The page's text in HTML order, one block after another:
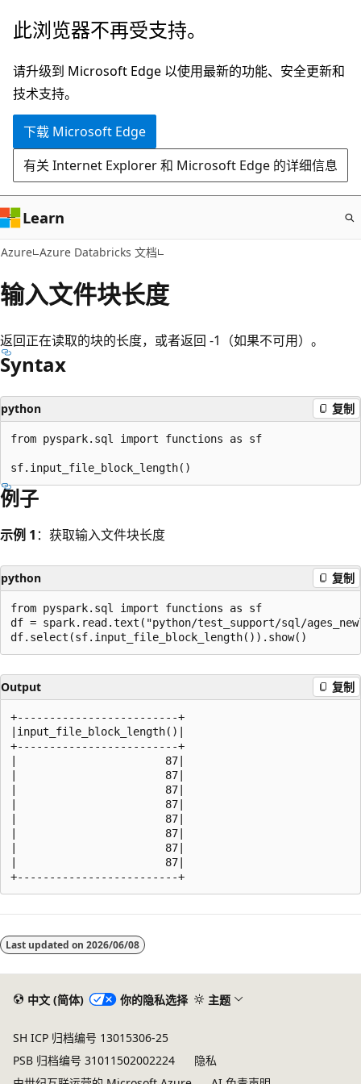
跳
主
要
内
此浏览器不再受支持。
请升级到 Microsoft Edge 以使用最新的功能、安全更新和
技术支持。
下载 Microsoft Edge
有关 Internet Explorer 和 Microsoft Edge 的详细信息
Learn
Azure Azure Databricks 文档
输入文件块长度
返回正在读取的块的长度，或者返回 -1（如果不可用）。
Syntax
python 复制
from pyspark.sql import functions as sf
例子
示例 1 ：获取输入文件块长度
python 复制
from pyspark.sql import functions as sf
df = spark.read.text("python/test_support/sql/
Output 复制
+-------------------------+
|input_file_block_length()|
+-------------------------+
|                       87|
|                       87|
|                       87|
|                       87|
|                       87|
|                       87|
|                       87|
|                       87|
模
式
Last updated on 2026/06/08
中文 (简体) 你的隐私选择 主题
SH ICP 归档编号 13015306-25
PSB 归档编号 31011502002224
隐私